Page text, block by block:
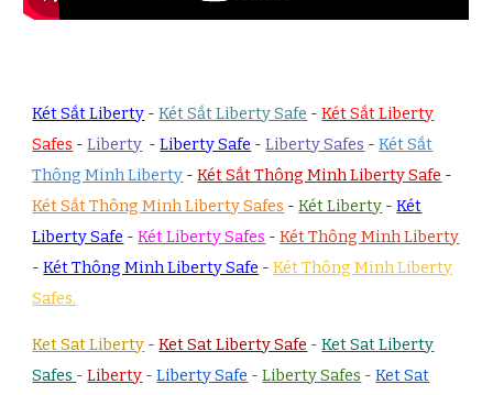
Két Sắt Liberty -Két Sắt Liberty Safe -Két Sắt Liberty
Safes -Liberty -Liberty Safe -Liberty Safes -Két Sắt
Thông Minh Liberty -Két Sắt Thông Minh Liberty Safe -
Két Sắt Thông Minh Liberty Safes -Két Liberty -Két
Liberty Safe -Két Liberty Safes -Két Thông Minh Liberty
-Két Thông Minh Liberty Safe -Két Thông Minh Liberty
Safes.
Ket Sat Liberty -Ket Sat Liberty Safe -Ket Sat Liberty
Safes -Liberty -Liberty Safe -Liberty Safes -Ket Sat